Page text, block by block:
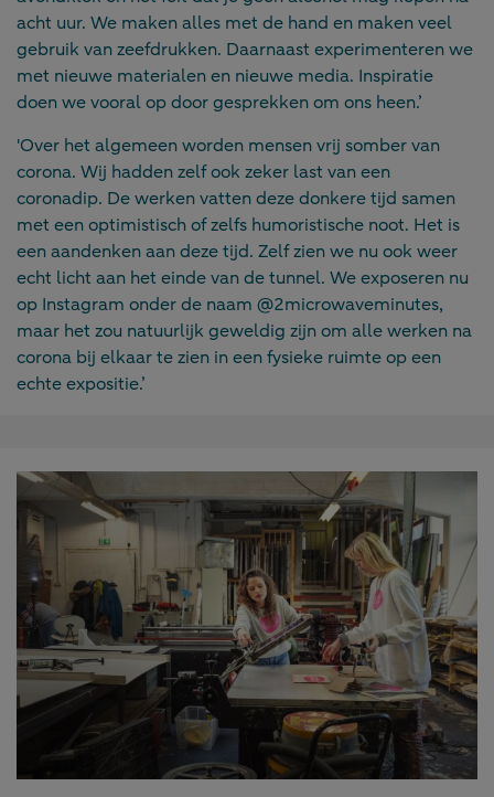
acht uur. We maken alles met de hand en maken veel
gebruik van zeefdrukken. Daarnaast experimenteren we
met nieuwe materialen en nieuwe media. Inspiratie
doen we vooral op door gesprekken om ons heen.’
'Over het algemeen worden mensen vrij somber van
corona. Wij hadden zelf ook zeker last van een
coronadip. De werken vatten deze donkere tijd samen
met een optimistisch of zelfs humoristische noot. Het is
een aandenken aan deze tijd. Zelf zien we nu ook weer
echt licht aan het einde van de tunnel. We exposeren nu
op Instagram onder de naam @2microwaveminutes,
maar het zou natuurlijk geweldig zijn om alle werken na
corona bij elkaar te zien in een fysieke ruimte op een
echte expositie.’